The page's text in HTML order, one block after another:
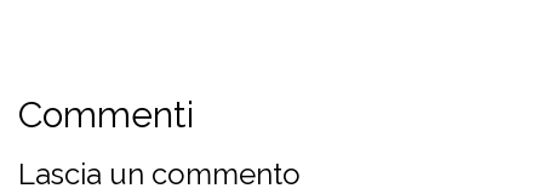
Commenti
Lascia un commento